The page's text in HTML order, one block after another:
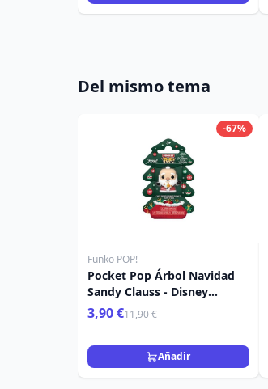
Del mismo tema
-67%
Funko POP!
Pocket Pop Árbol Navidad
Sandy Clauss - Disney
Pesadilla antes Navidad
3,90 €11,90 €
Añadir